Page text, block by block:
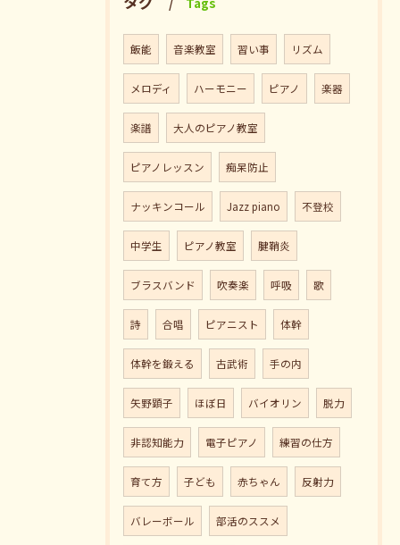
飯能 音楽教室 習い事 リズム
メロディ ハーモニー ピアノ 楽器
楽譜 大人のピアノ教室
ピアノレッスン 痴呆防止
ナッキンコール Jazz piano 不登校
中学生 ピアノ教室 腱鞘炎
ブラスバンド 吹奏楽 呼吸 歌
詩 合唱 ピアニスト 体幹
体幹を鍛える 古武術 手の内
矢野顕子 ほぼ日 バイオリン 脱力
非認知能力 電子ピアノ 練習の仕方
育て方 子ども 赤ちゃん 反射力
バレーボール 部活のススメ